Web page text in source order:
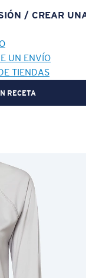
/ CREAR
UN ENVÍO
TIENDAS
RECETA